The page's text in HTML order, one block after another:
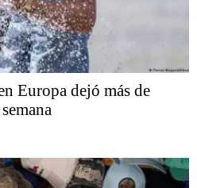
Europa dejó más de